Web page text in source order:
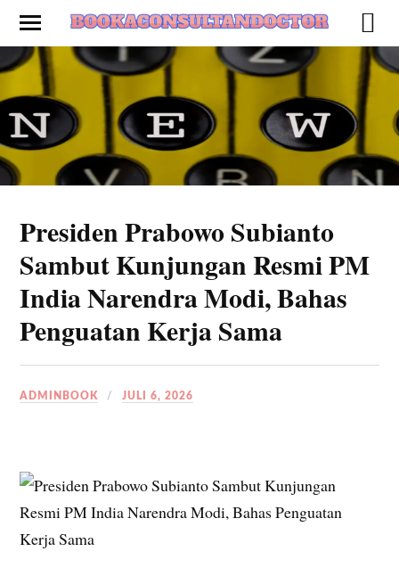
Presiden Prabowo Subianto
Sambut Kunjungan Resmi PM
India Narendra Modi, Bahas
Penguatan Kerja Sama
ADMINBOOK JULI 6, 2026